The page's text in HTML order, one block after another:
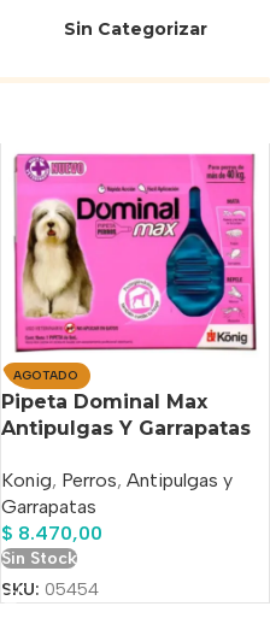
Sin Categorizar
AGOTADO
Pipeta Dominal Max
Antipulgas Y Garrapatas
Konig, Perros, Antipulgas y
Garrapatas
$ 8.470,00
Sin Stock
SKU: 05454